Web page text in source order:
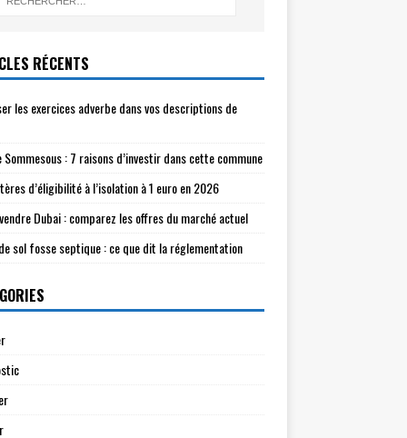
RÉCENTS
les exercices adverbe dans vos descriptions de
Sommesous : 7 raisons d’investir dans cette commune
d’éligibilité à l’isolation à 1 euro en 2026
Dubai : comparez les offres du marché actuel
sol fosse septique : ce que dit la réglementation